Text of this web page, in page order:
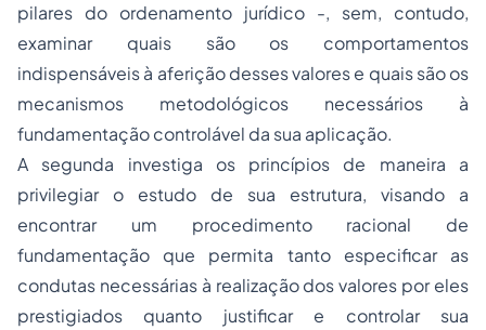
pilares do ordenamento jurídico -, sem, contudo,
examinar quais são os comportamentos
indispensáveis à aferição desses valores e quais são os
mecanismos metodológicos necessários à
fundamentação controlável da sua aplicação.
A segunda investiga os princípios de maneira a
privilegiar o estudo de sua estrutura, visando a
encontrar um procedimento racional de
fundamentação que permita tanto especificar as
condutas necessárias à realização dos valores por eles
prestigiados quanto justificar e controlar sua